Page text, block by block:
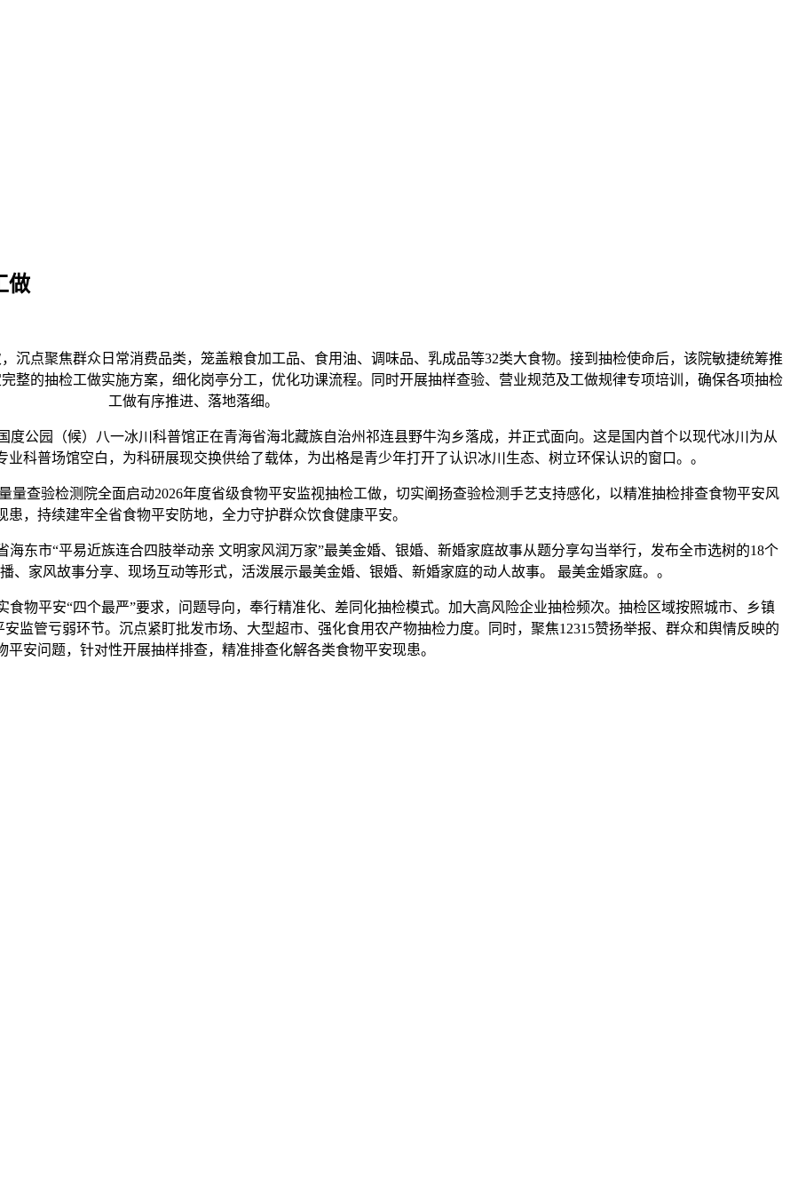
做
点聚焦群众日常消费品类，笼盖粮食加工品、食用油、调味品、乳成品等32类大食物。接到抽检使命后，该院敏捷统筹推
整的抽检工做实施方案，细化岗亭分工，优化功课流程。同时开展抽样查验、营业规范及工做规律专项培训，确保各项抽检
工做有序推进、落地落细。
公园（候）八一冰川科普馆正在青海省海北藏族自治州祁连县野牛沟乡落成，并正式面向。这是国内首个以现代冰川为从
科普场馆空白，为科研展现交换供给了载体，为出格是青少年打开了认识冰川生态、树立环保认识的窗口。。
查验检测院全面启动2026年度省级食物平安监视抽检工做，切实阐扬查验检测手艺支持感化，以精准抽检排查食物平安风
患，持续建牢全省食物平安防地，全力守护群众饮食健康平安。
市“平易近族连合四肢举动亲 文明家风润万家”最美金婚、银婚、新婚家庭故事从题分享勾当举行，发布全市选树的18个
、家风故事分享、现场互动等形式，活泼展示最美金婚、银婚、新婚家庭的动人故事。 最美金婚家庭。。
平安“四个最严”要求，问题导向，奉行精准化、差同化抽检模式。加大高风险企业抽检频次。抽检区域按照城市、乡镇
监管亏弱环节。沉点紧盯批发市场、大型超市、强化食用农产物抽检力度。同时，聚焦12315赞扬举报、群众和舆情反映的
平安问题，针对性开展抽样排查，精准排查化解各类食物平安现患。